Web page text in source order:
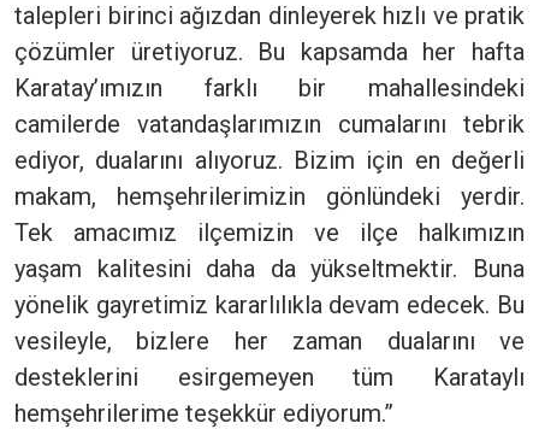
talepleri birinci ağızdan dinleyerek hızlı ve pratik
çözümler üretiyoruz. Bu kapsamda her hafta
Karatay’ımızın farklı bir mahallesindeki
camilerde vatandaşlarımızın cumalarını tebrik
ediyor, dualarını alıyoruz. Bizim için en değerli
makam, hemşehrilerimizin gönlündeki yerdir.
Tek amacımız ilçemizin ve ilçe halkımızın
yaşam kalitesini daha da yükseltmektir. Buna
yönelik gayretimiz kararlılıkla devam edecek. Bu
vesileyle, bizlere her zaman dualarını ve
desteklerini esirgemeyen tüm Karataylı
hemşehrilerime teşekkür ediyorum.”